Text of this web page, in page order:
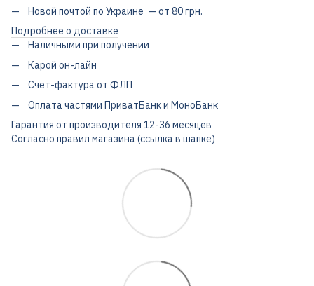
Новой почтой по Украине — от 80 грн.
Подробнее о доставке
Наличными при получении
Карой он-лайн
Счет-фактура от ФЛП
Оплата частями ПриватБанк и МоноБанк
Гарантия от производителя 12-36 месяцев
Согласно правил магазина (ссылка в шапке)